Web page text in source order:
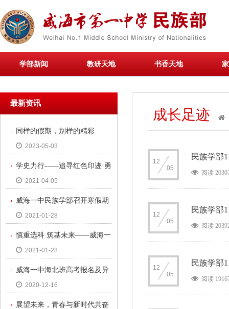
学部新闻 教研天地 书香天地
最新资讯
同样的假期，别样的精彩
2023-05-03
学史力行——追寻红色印迹·勇
担时代使命2021-04-05
威海一中民族学部召开寒假期
间疫情防控暨安全教育工作会议
2021-01-28
慎重选科 筑基未来——威海一
中民族学部高一年级选科动员大
会
2021-01-28
威海一中海北班高考报名及异
地班调研工作圆满结束
2020-12-16
展望未来，青春与新时代共奋
成长足迹
12
05
民族学部
阅读
12
05
民族学部
阅读
12
05
民族学部
阅读